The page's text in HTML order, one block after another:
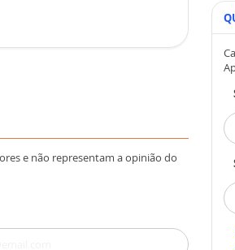
e não representam a opinião do